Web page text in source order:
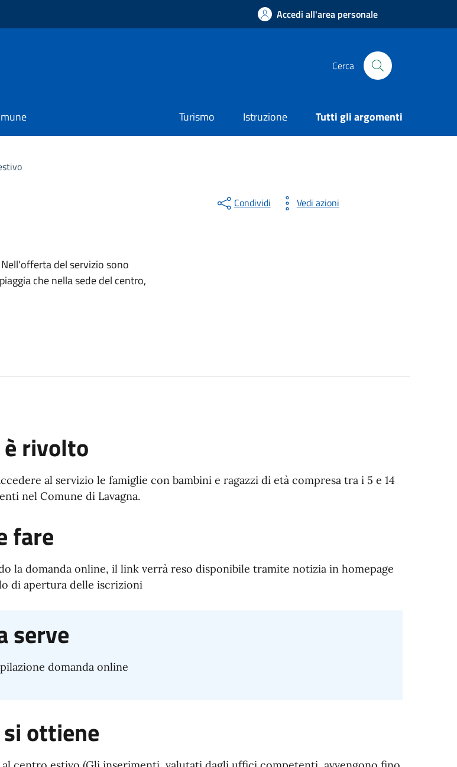
Accedi all'area personale
Cerca
Turismo Istruzione Tutti gli argomenti
del servizio sono
che nella sede del centro,
Condividi Vedi azioni
rivolto
al servizio le famiglie con bambini e ragazzi di età compresa tra i 5 e 14
nel Comune di Lavagna.
fare
la domanda online, il link verrà reso disponibile tramite notizia in homepage
di apertura delle iscrizioni
serve
domanda online
si ottiene